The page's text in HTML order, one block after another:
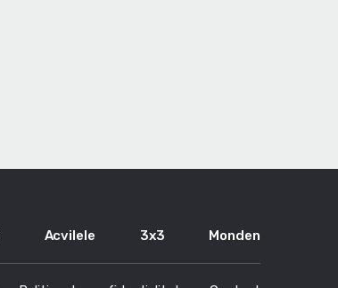
Acvilele 3x3 Monden